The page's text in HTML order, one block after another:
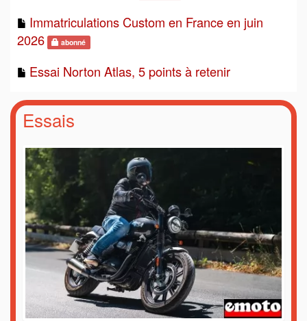
Immatriculations Custom en France en juin
2026
abonné
Essai Norton Atlas, 5 points à retenir
Essais